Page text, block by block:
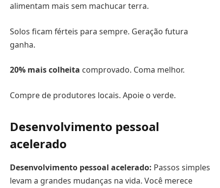
alimentam mais sem machucar terra.
Solos ficam férteis para sempre. Geração futura
ganha.
20% mais colheita comprovado. Coma melhor.
Compre de produtores locais. Apoie o verde.
Desenvolvimento pessoal
acelerado
Desenvolvimento pessoal acelerado: Passos simples
levam a grandes mudanças na vida. Você merece